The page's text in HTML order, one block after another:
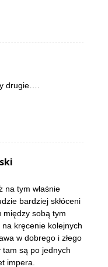
drugie….
na tym właśnie
bardziej skłóceni
między sobą tym
kręcenie kolejnych
w dobrego i złego
tam są po jednych
impera.